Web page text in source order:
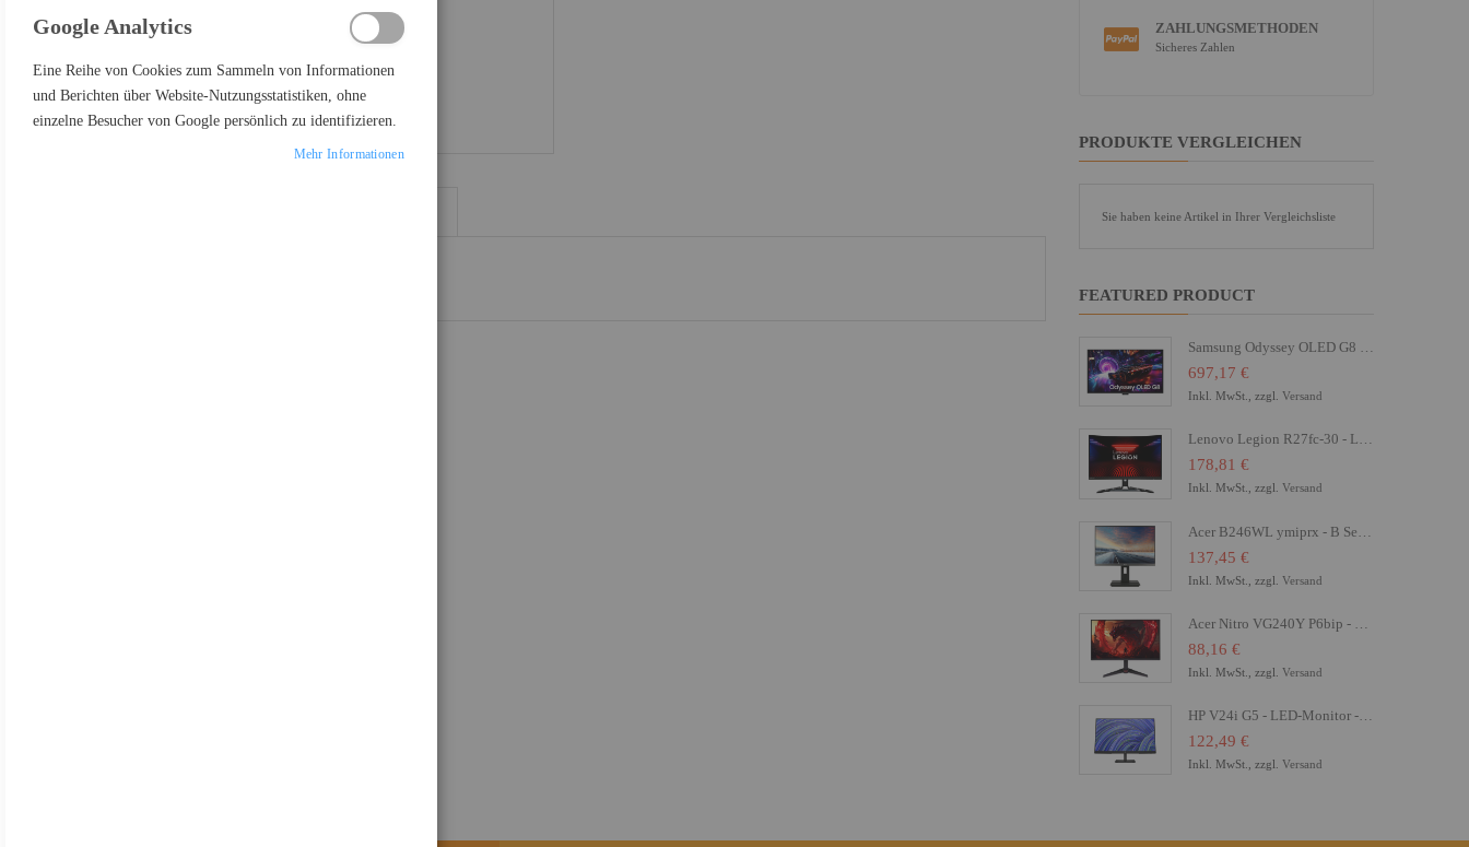
ZAHLUNGSMETHODEN
Sicheres Zahlen
PRODUKTE VERGLEICHEN
Sie haben keine Artikel in Ihrer Vergleichsliste
FEATURED PRODUCT
Samsung Odyssey OLED G8 S27FG810SU - G81SF Series - OLED-Monitor - Gaming - 68.6 cm (27")
697,17 €
Inkl. MwSt., zzgl. Versand
Lenovo Legion R27fc-30 - LED-Monitor - Gaming - gebogen - 68.6 cm (27")
178,81 €
Inkl. MwSt., zzgl. Versand
137,45 €
Inkl. MwSt., zzgl. Versand
88,16 €
Inkl. MwSt., zzgl. Versand
HP V24i G5 - LED-Monitor - 61 cm (24") (23.8" sichtbar) - 1920 x 1080 Full HD (1080p)
122,49 €
Inkl. MwSt., zzgl. Versand
Google Analytics
Eine Reihe von Cookies zum Sammeln von Informationen
und Berichten über Website-Nutzungsstatistiken, ohne
einzelne Besucher von Google persönlich zu identifizieren.
Mehr Informationen